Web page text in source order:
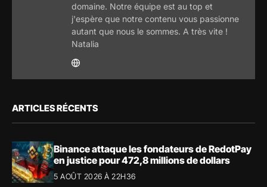
domaine. Notre équipe est au top et
j'espère que notre contenu vous passionne
autant que nous le sommes. A très vite !
Natalia
ARTICLES RÉCENTS
Binance attaque les fondateurs de RedotPay
en justice pour 472,8 millions de dollars
5 AOÛT 2026 À 22H36